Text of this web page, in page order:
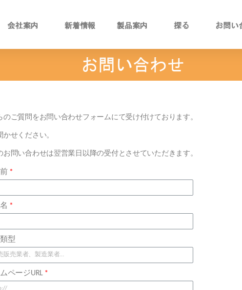
会社案内 新着情報 製品案内 探る お問い
お問い合わせ
のご質問をお問い合わせフォームにて受け付けております。
かせください。
お問い合わせは翌営業日以降の受付とさせていただきます。
型
ページURL